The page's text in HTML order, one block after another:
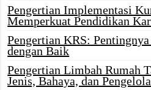
Pengertian Implementasi
Memperkuat Pendidikan
Pengertian KRS:
dengan Baik
Pengertian Limbah Rumah
Jenis, Bahaya, dan